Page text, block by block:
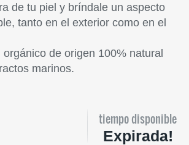
de tu piel y bríndale un aspecto
tanto en el exterior como en el
orgánico de origen 100% natural
marinos.
tiempo disponible
Expirada!